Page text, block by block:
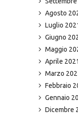
Agosto
Luglio
Giugno
Maggio
Aprile 2021
Marzo
Febbraio
Gennaio
Dicembre